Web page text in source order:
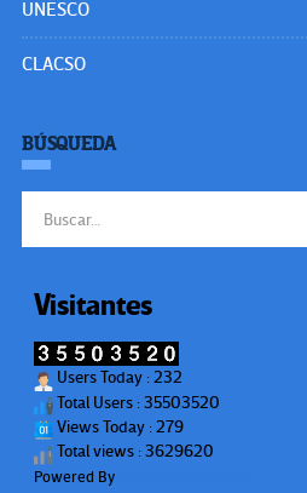
UNESCO
CLACSO
BÚSQUEDA
Visitantes
Users Today : 232
Total Users : 35503520
Views Today : 279
Total views : 3629620
Powered By